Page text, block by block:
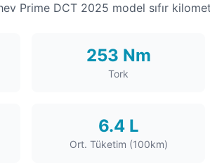
Prime DCT 2025 model sıfır
253 Nm
Tork
6.4 L
Ort. Tüketim (100km)